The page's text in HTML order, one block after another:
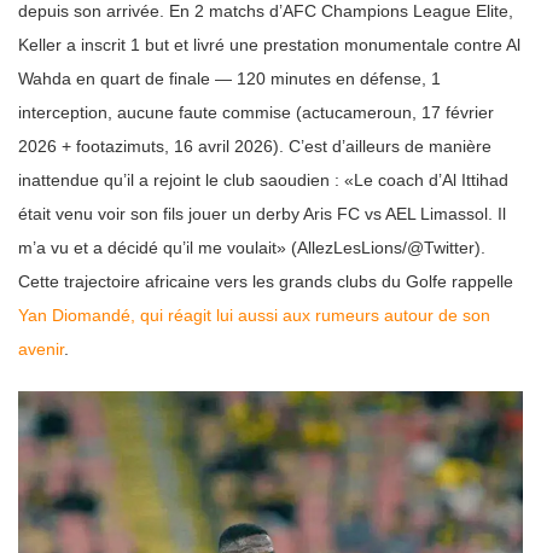
depuis son arrivée. En 2 matchs d’AFC Champions League Elite,
Keller a inscrit 1 but et livré une prestation monumentale contre Al
Wahda en quart de finale — 120 minutes en défense, 1
interception, aucune faute commise (actucameroun, 17 février
2026 + footazimuts, 16 avril 2026). C’est d’ailleurs de manière
inattendue qu’il a rejoint le club saoudien : «Le coach d’Al Ittihad
était venu voir son fils jouer un derby Aris FC vs AEL Limassol. Il
m’a vu et a décidé qu’il me voulait» (AllezLesLions/@Twitter).
Cette trajectoire africaine vers les grands clubs du Golfe rappelle
Yan Diomandé, qui réagit lui aussi aux rumeurs autour de son
avenir.